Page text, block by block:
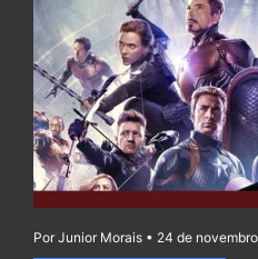
Por Junior Morais • 24 de